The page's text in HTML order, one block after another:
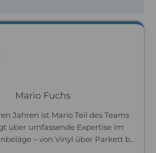
Mario Fuchs
Jahren ist Mario Teil des Teams
über umfassende Expertise im
– von Vinyl über Parkett bis